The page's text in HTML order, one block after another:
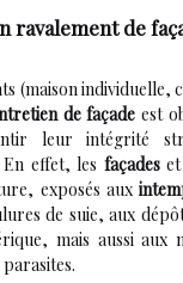
ravalement de
(maison
de façade est
leur intégrité
effet, les façadeset
exposés aux
de suie, aux
mais aussi aux